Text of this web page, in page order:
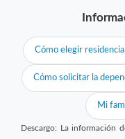
Cómo elegir residencia
Cómo solicitar la
Mi
Descargo: La información